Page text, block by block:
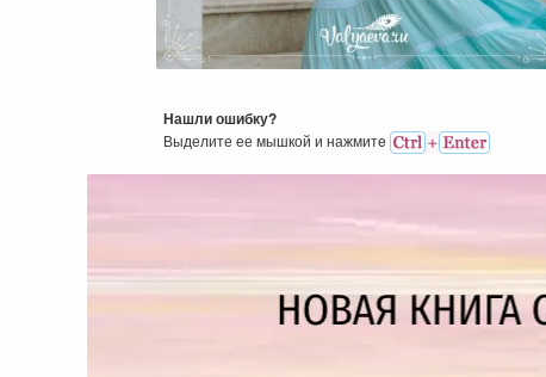
Человек С Дырой В Сердце
Нашли ошибку?
Выделите ее мышкой и нажмитe